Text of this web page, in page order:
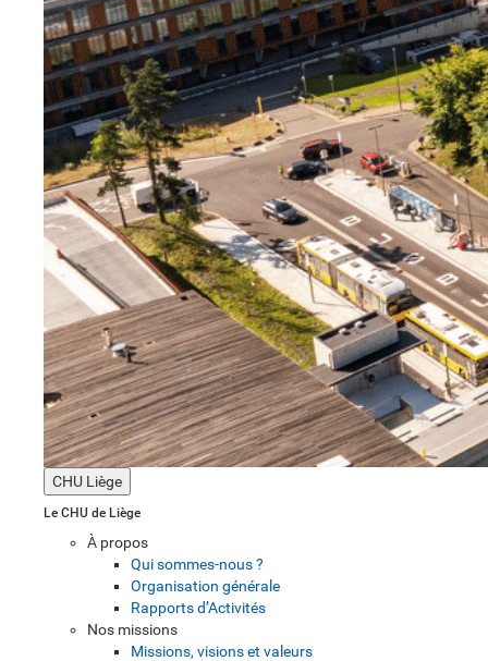
CHU Liège
Le CHU de Liège
À propos
Qui sommes-nous ?
Organisation générale
Rapports d’Activités
Nos missions
Missions, visions et valeurs